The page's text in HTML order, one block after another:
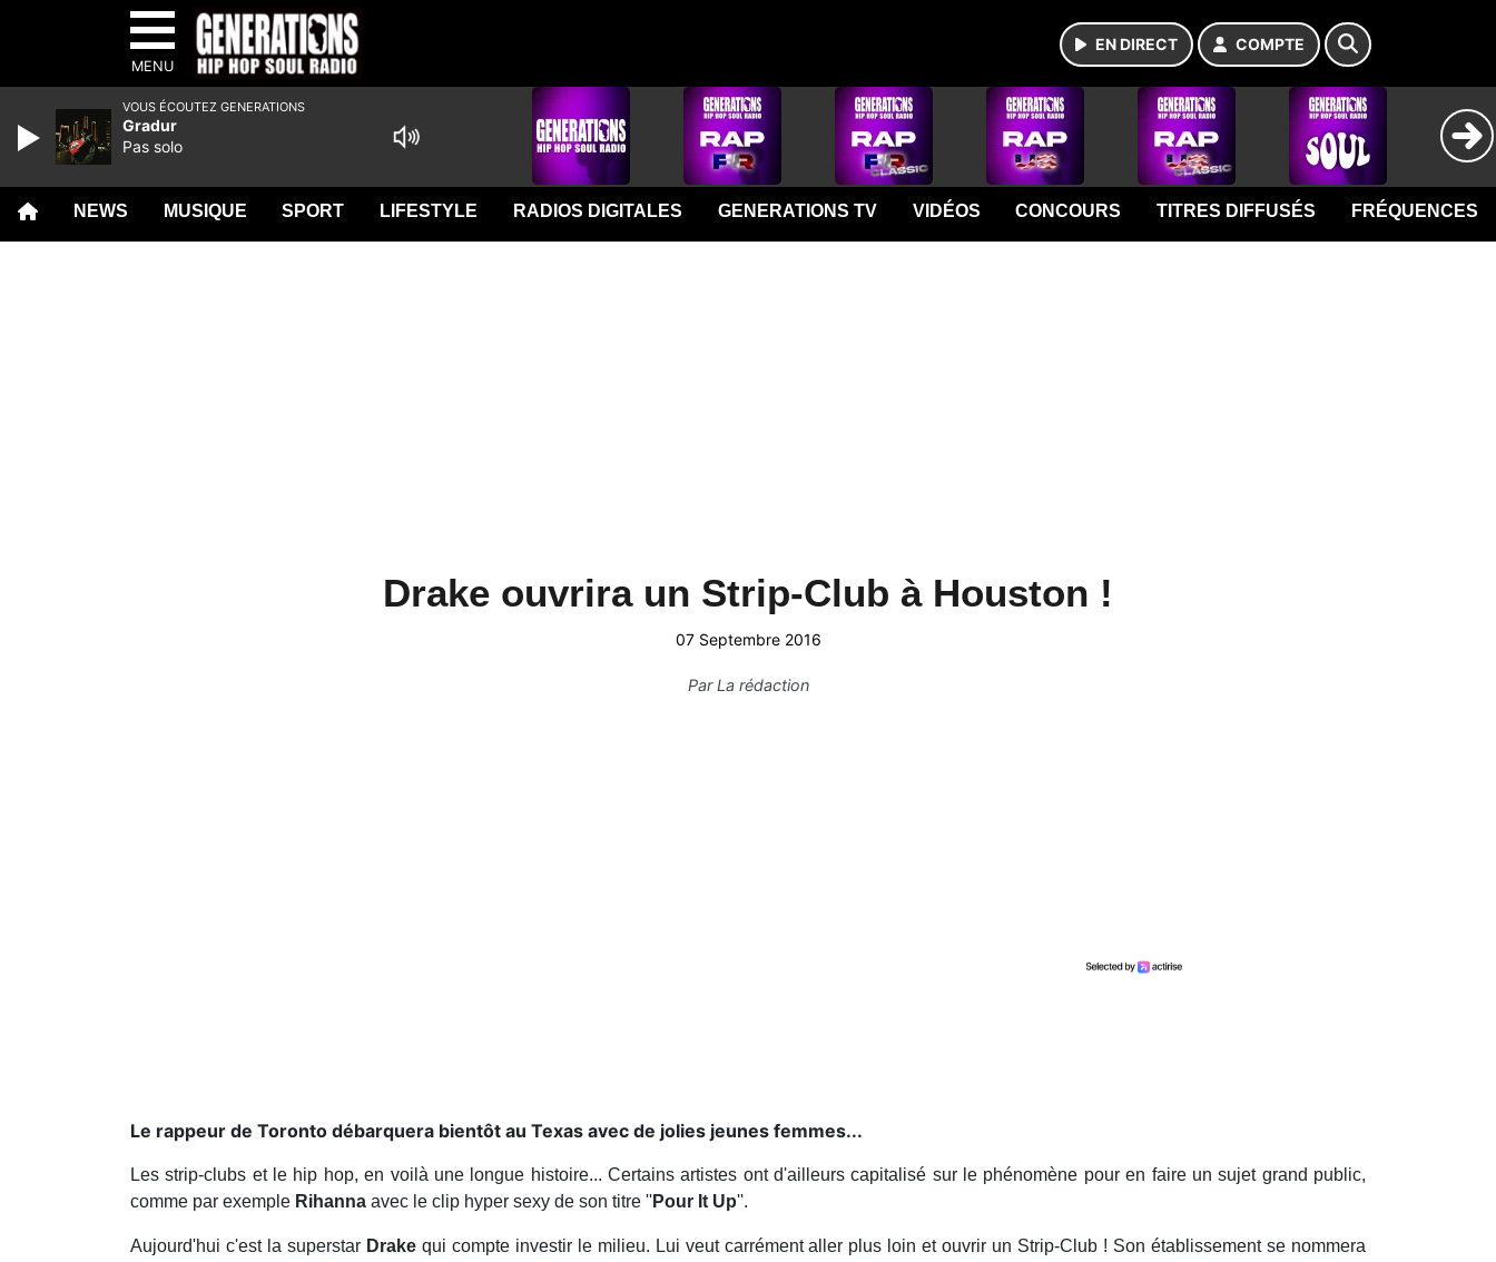
MENU
EN DIRECT COMPTE
NEWS MUSIQUE SPORT LIFESTYLE RADIOS DIGITALES GENERATIONS TV VIDÉOS CONCOURS TITRES DIFFUSÉS FRÉQUENCES
Drake ouvrira un Strip-Club à Houston !
07 Septembre 2016
ParLa rédaction
Le rappeur de Toronto débarquera bientôt au Texas avec de jolies jeunes femmes...
Les strip-clubs et le hip hop, en voilà une longue histoire... Certains artistes ont d'ailleurs capitalisé sur le phénomène pour en faire un sujet grand public,
comme par exemple Rihanna avec le clip hyper sexy de son titre ''Pour It Up''.
Aujourd'hui c'est la superstar Drakequi compte investir le milieu. Lui veut carrément aller plus loin et ouvrir un Strip-Club ! Son établissement se nommera
VOUS ÉCOUTEZ GENERATIONS
Gradur
Pas solo